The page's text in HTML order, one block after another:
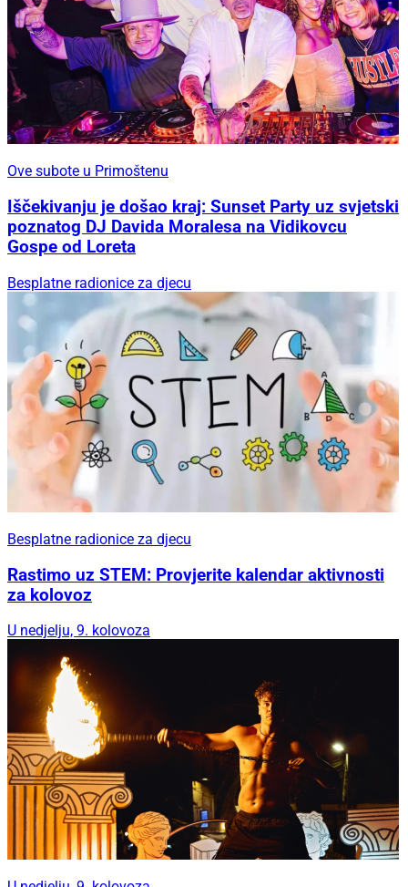
Ove subote u Primoštenu
Iščekivanju je došao kraj: Sunset Party uz svjetski
poznatog DJ Davida Moralesa na Vidikovcu
Gospe od Loreta
Besplatne radionice za djecu
Besplatne radionice za djecu
Rastimo uz STEM: Provjerite kalendar aktivnosti
za kolovoz
U nedjelju, 9. kolovoza